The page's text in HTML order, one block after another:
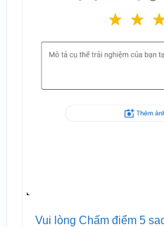
Vui lòng Chấm điểm 5